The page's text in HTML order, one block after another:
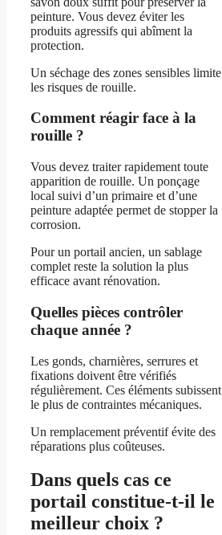
peinture. Vous devez éviter les
produits agressifs qui abîment la
protection.
Un séchage des zones sensibles limite
les risques de rouille.
Comment réagir face à la
rouille ?
Vous devez traiter rapidement toute
apparition de rouille. Un ponçage
local suivi d’un primaire et d’une
peinture adaptée permet de stopper la
corrosion.
Pour un portail ancien, un sablage
complet reste la solution la plus
efficace avant rénovation.
Quelles pièces contrôler
chaque année ?
Les gonds, charnières, serrures et
fixations doivent être vérifiés
régulièrement. Ces éléments subissent
le plus de contraintes mécaniques.
Un remplacement préventif évite des
réparations plus coûteuses.
Dans quels cas ce
portail constitue-t-il le
meilleur choix ?